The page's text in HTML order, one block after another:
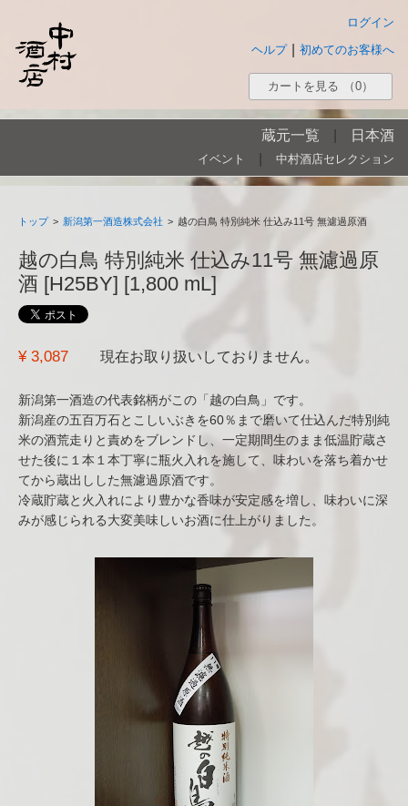
ログイン
初めてのお客様へ
ヘルプ
カートを見る （0）
蔵元一覧 日本酒
イベント 中村酒店セレクション
トップ > 新潟第一酒造株式会社 > 越の白鳥 特別純米 仕込み11号 無濾過原酒
越の白鳥 特別純米 仕込み11号 無濾過原
酒 [H25BY] [1,800 mL]
¥ 3,087 現在お取り扱いしておりません。
新潟第一酒造の代表銘柄がこの「越の白鳥」です。
新潟産の五百万石とこしいぶきを60％まで磨いて仕込んだ特別純
米の酒荒走りと責めをブレンドし、一定期間生のまま低温貯蔵さ
せた後に１本１本丁寧に瓶火入れを施して、味わいを落ち着かせ
てから蔵出しした無濾過原酒です。
冷蔵貯蔵と火入れにより豊かな香味が安定感を増し、味わいに深
みが感じられる大変美味しいお酒に仕上がりました。